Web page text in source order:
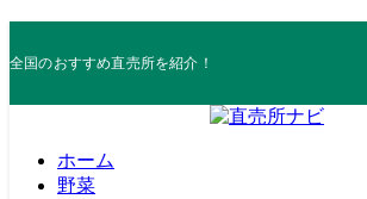
全国のおすすめ直売所を紹介！
ホーム
野菜